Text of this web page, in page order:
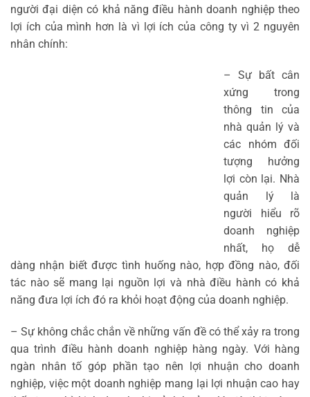
người đại diện có khả năng điều hành doanh nghiệp theo
lợi ích của mình hơn là vì lợi ích của công ty vì 2 nguyên
nhân chính:
– Sự bất cân
xứng trong
thông tin của
nhà quản lý và
các nhóm đối
tượng hưởng
lợi còn lại. Nhà
quản lý là
người hiểu rõ
doanh nghiệp
nhất, họ dễ
dàng nhận biết được tình huống nào, hợp đồng nào, đối
tác nào sẽ mang lại nguồn lợi và nhà điều hành có khả
năng đưa lợi ích đó ra khỏi hoạt động của doanh nghiệp.
– Sự không chắc chắn về những vấn đề có thể xảy ra trong
qua trình điều hành doanh nghiệp hàng ngày. Với hàng
ngàn nhân tố góp phần tạo nên lợi nhuận cho doanh
nghiệp, việc một doanh nghiệp mang lại lợi nhuận cao hay